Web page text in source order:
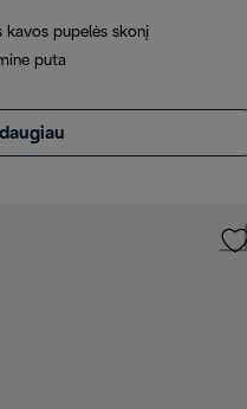
pupelės skonį
puta